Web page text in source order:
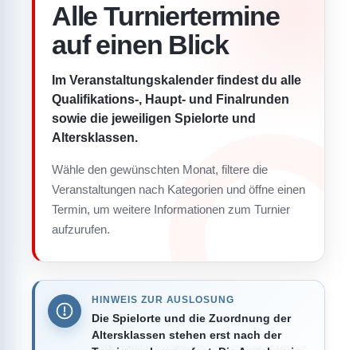
Alle Turniertermine
auf einen Blick
Im Veranstaltungskalender findest du alle
Qualifikations-, Haupt- und Finalrunden
sowie die jeweiligen Spielorte und
Altersklassen.
Wähle den gewünschten Monat, filtere die
Veranstaltungen nach Kategorien und öffne einen
Termin, um weitere Informationen zum Turnier
aufzurufen.
HINWEIS ZUR AUSLOSUNG
Die Spielorte und die Zuordnung der
Altersklassen stehen erst nach der